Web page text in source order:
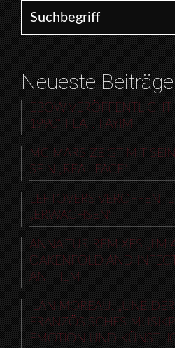
Search for:
Neueste Beiträge
EBOW VERÖFFENTLICHT
1990“ FEAT. FAYIM
MC MARS ZEIGT MIT
SEIN „REAL FACE“
LEFTOVERS
„ERWACHSEN“
ANNA TUR REMIXES „I’M
OAKENFOLD AND
ANTHEM
ILAN MOREAU: „UNE
FRANZÖSISCHES
EMOTION UND